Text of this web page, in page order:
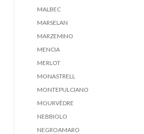
MALBEC
MARSELAN
MARZEMINO
MENCIA
MERLOT
MONASTRELL
MONTEPULCIANO
MOURVÈDRE
NEBBIOLO
NEGROAMARO